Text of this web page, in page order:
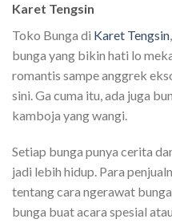
Karet Tengsin
Toko Bunga di Karet Tengsin
bunga yang bikin hati lo
romantis sampe anggrek
sini. Ga cuma itu, ada juga
kamboja yang wangi.
Setiap bunga punya cerita
jadi lebih hidup. Para
tentang cara ngerawat
bunga buat acara spesial